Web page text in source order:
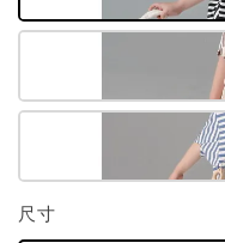
尺寸